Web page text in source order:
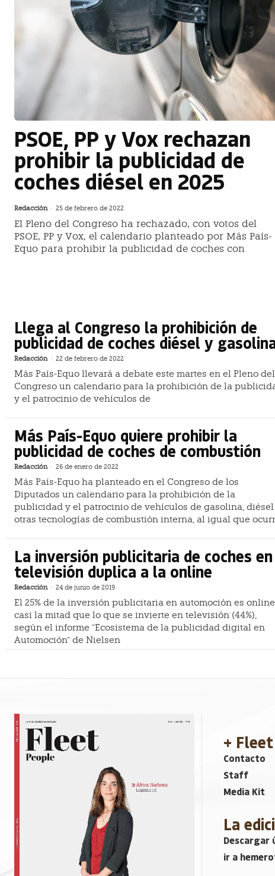
PSOE, PP y Vox rechazan
prohibir la publicidad de
coches diésel en 2025
Redacción - 25 de febrero de 2022
El Pleno del Congreso ha rechazado, con votos del
PSOE, PP y Vox, el calendario planteado por Más País-
Equo para prohibir la publicidad de coches con
Llega al Congreso la prohibición de
publicidad de coches diésel y
Redacción - 22 de febrero de 2022
Más País-Equo llevará a debate este martes en el Pleno del
Congreso un calendario para la prohibición de la
y el patrocinio de vehículos de
Más País-Equo quiere prohibir la
publicidad de coches de combustión
Redacción - 26 de enero de 2022
Más País-Equo ha planteado en el Congreso de los
Diputados un calendario para la prohibición de la
publicidad y el patrocinio de vehículos de gasolina,
otras tecnologías de combustión interna, al igual que
La inversión publicitaria de coches en
televisión duplica a la online
Redacción - 24 de junio de 2019
El 25% de la inversión publicitaria en automoción es online,
casi la mitad que lo que se invierte en televisión (44%),
según el informe “Ecosistema de la publicidad digital en
Automoción” de Nielsen
+
Contacto
Staff
Media Kit
La
Descargar
ir a